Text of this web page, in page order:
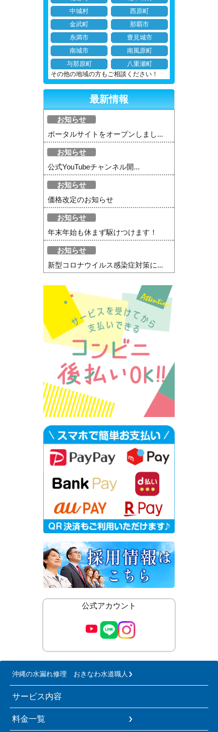
中城村
西原町
金武町
那覇市
糸満市
豊見城市
南城市
南風原町
与那原町
八重瀬町
その他の地域の方もご相談ください！
最新情報
お知らせ
ポータルサイトをオープンしまし...
お知らせ
公式YouTubeチャンネル開...
お知らせ
価格改定のお知らせ
お知らせ
年末年始も休まず駆けつけます！
お知らせ
新型コロナウイルス感染症対策に...
公式アカウント
沖縄の水漏れ修理 おきなわ水道職人
サービス内容
料金一覧